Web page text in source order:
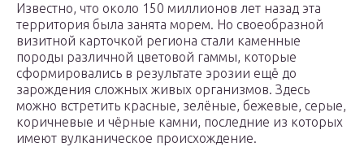
Известно, что около 150 миллионов лет назад эта
территория была занята морем. Но своеобразной
визитной карточкой региона стали каменные
породы различной цветовой гаммы, которые
сформировались в результате эрозии ещё до
зарождения сложных живых организмов. Здесь
можно встретить красные, зелёные, бежевые, серые,
коричневые и чёрные камни, последние из которых
имеют вулканическое происхождение.